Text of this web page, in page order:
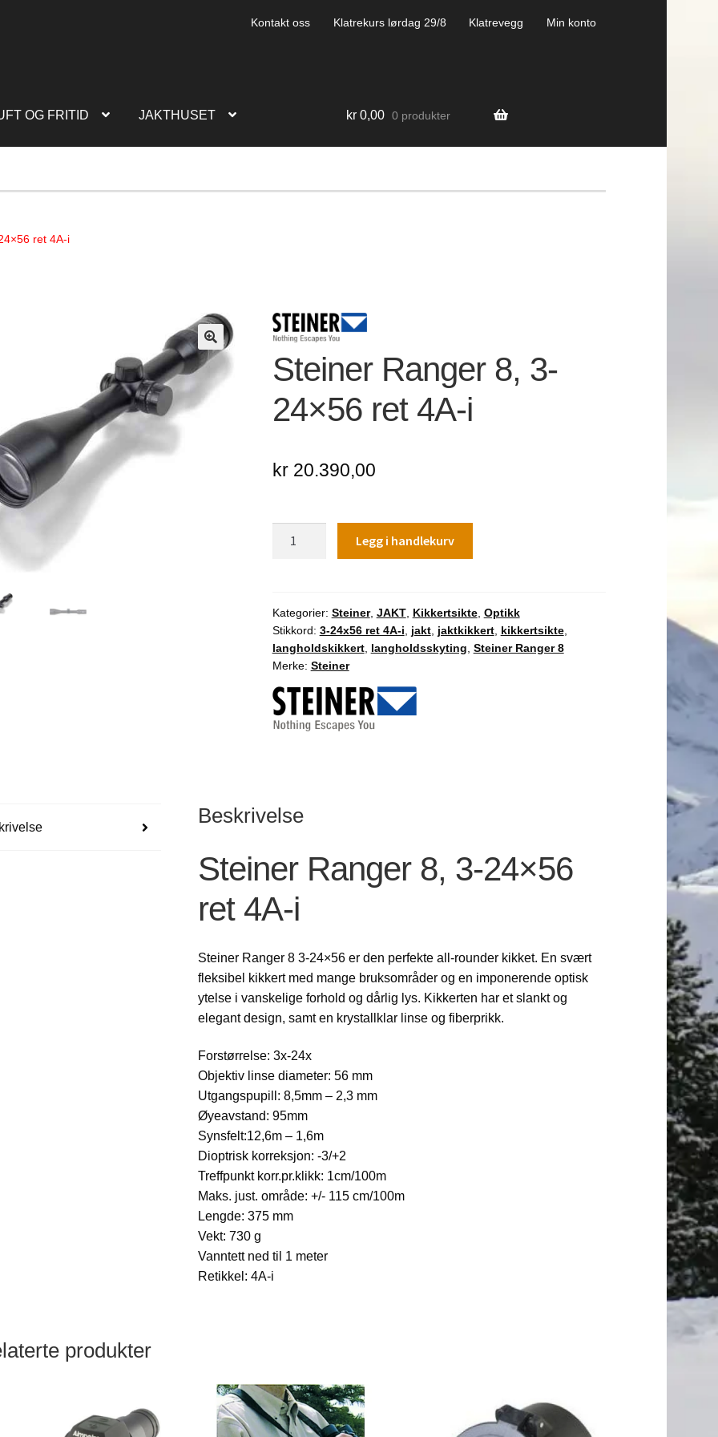
Kontakt oss Klatrekurs lørdag 29/8 Klatrevegg Min konto
OG FRITID JAKTHUSET kr 0,00 0 produkter
ret 4A-i
🔍
Steiner Ranger 8, 3-
24×56 ret 4A-i
kr20.390,00
24x56
ret
4A-
i
antall
Legg i handlekurv
Kategorier: Steiner, JAKT, Kikkertsikte, Optikk
Stikkord: 3-24x56 ret 4A-i, jakt, jaktkikkert, kikkertsikte,
langholdskikkert, langholdsskyting, Steiner Ranger 8
Merke: Steiner
Beskrivelse
Steiner Ranger 8, 3-24×56
ret 4A-i
Steiner Ranger 8 3-24×56 er den perfekte all-rounder kikket. En svært
fleksibel kikkert med mange bruksområder og en imponerende optisk
ytelse i vanskelige forhold og dårlig lys. Kikkerten har et slankt og
elegant design, samt en krystallklar linse og fiberprikk.
Forstørrelse: 3x-24x
Objektiv linse diameter: 56 mm
Utgangspupill: 8,5mm – 2,3 mm
Øyeavstand: 95mm
Synsfelt:12,6m – 1,6m
Dioptrisk korreksjon: -3/+2
Treffpunkt korr.pr.klikk: 1cm/100m
Maks. just. område: +/- 115 cm/100m
Lengde: 375 mm
Vekt: 730 g
Vanntett ned til 1 meter
Retikkel: 4A-i
produkter